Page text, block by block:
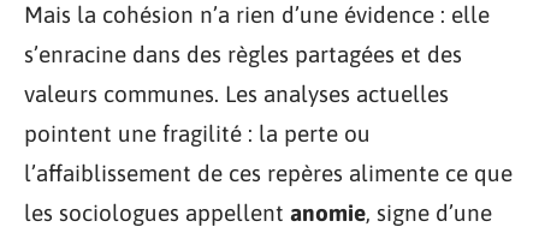
Mais la cohésion n’a rien d’une évidence : elle
s’enracine dans des règles partagées et des
valeurs communes. Les analyses actuelles
pointent une fragilité : la perte ou
l’affaiblissement de ces repères alimente ce que
les sociologues appellent anomie, signe d’une